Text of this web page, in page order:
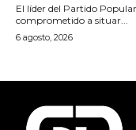
El líder del Partido
comprometido a situar...
6 agosto, 2026